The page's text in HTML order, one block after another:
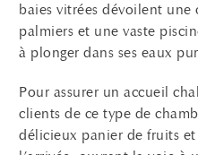
baies vitrées dévoilent une
palmiers et une vaste
à plonger dans ses eaux
Pour assurer un accueil
clients de ce type de
délicieux panier de fruits